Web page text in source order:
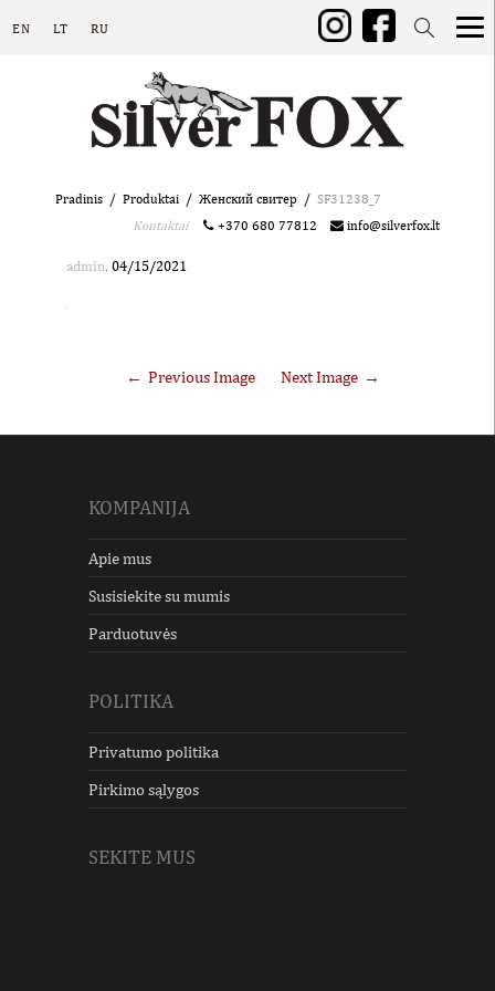
EN LT RU
Pradinis Produktai Женский свитер
SF31238_7
Kontaktai
+370 680 77812 info@silverfox.lt
admin, 04/15/2021
Previous Image Next Image
KOMPANIJA
Apie mus
Susisiekite su mumis
Parduotuvės
POLITIKA
Privatumo politika
Pirkimo sąlygos
SEKITE MUS